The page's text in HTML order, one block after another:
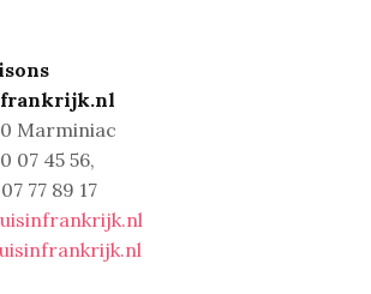
Marminiac
07 45 56,
77 89 17